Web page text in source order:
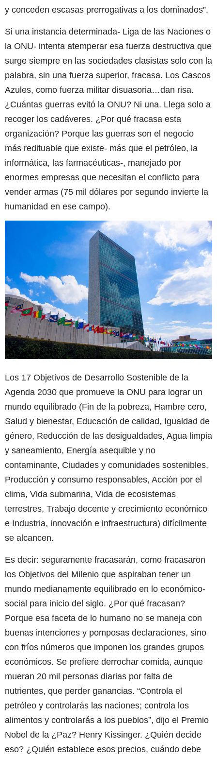
y conceden escasas prerrogativas a los dominados”.
Si una instancia determinada- Liga de las Naciones o
la ONU- intenta atemperar esa fuerza destructiva que
surge siempre en las sociedades clasistas solo con la
palabra, sin una fuerza superior, fracasa. Los Cascos
Azules, como fuerza militar disuasoria…dan risa.
¿Cuántas guerras evitó la ONU? Ni una. Llega solo a
recoger los cadáveres. ¿Por qué fracasa esta
organización? Porque las guerras son el negocio
más redituable que existe- más que el petróleo, la
informática, las farmacéuticas-, manejado por
enormes empresas que necesitan el conflicto para
vender armas (75 mil dólares por segundo invierte la
humanidad en ese campo).
Los 17 Objetivos de Desarrollo Sostenible de la
Agenda 2030 que promueve la ONU para lograr un
mundo equilibrado (Fin de la pobreza, Hambre cero,
Salud y bienestar, Educación de calidad, Igualdad de
género, Reducción de las desigualdades, Agua limpia
y saneamiento, Energía asequible y no
contaminante, Ciudades y comunidades sostenibles,
Producción y consumo responsables, Acción por el
clima, Vida submarina, Vida de ecosistemas
terrestres, Trabajo decente y crecimiento económico
e Industria, innovación e infraestructura) difícilmente
se alcancen.
Es decir: seguramente fracasarán, como fracasaron
los Objetivos del Milenio que aspiraban tener un
mundo medianamente equilibrado en lo económico-
social para inicio del siglo. ¿Por qué fracasan?
Porque esa faceta de lo humano no se maneja con
buenas intenciones y pomposas declaraciones, sino
con fríos números que imponen los grandes grupos
económicos. Se prefiere derrochar comida, aunque
mueran 20 mil personas diarias por falta de
nutrientes, que perder ganancias. “Controla el
petróleo y controlarás las naciones; controla los
alimentos y controlarás a los pueblos”, dijo el Premio
Nobel de la ¿Paz? Henry Kissinger. ¿Quién decide
eso? ¿Quién establece esos precios, cuándo debe